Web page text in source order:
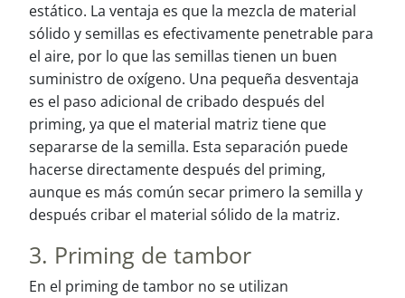
estático. La ventaja es que la mezcla de material
sólido y semillas es efectivamente penetrable para
el aire, por lo que las semillas tienen un buen
suministro de oxígeno. Una pequeña desventaja
es el paso adicional de cribado después del
priming, ya que el material matriz tiene que
separarse de la semilla. Esta separación puede
hacerse directamente después del priming,
aunque es más común secar primero la semilla y
después cribar el material sólido de la matriz.
3. Priming de tambor
En el priming de tambor no se utilizan